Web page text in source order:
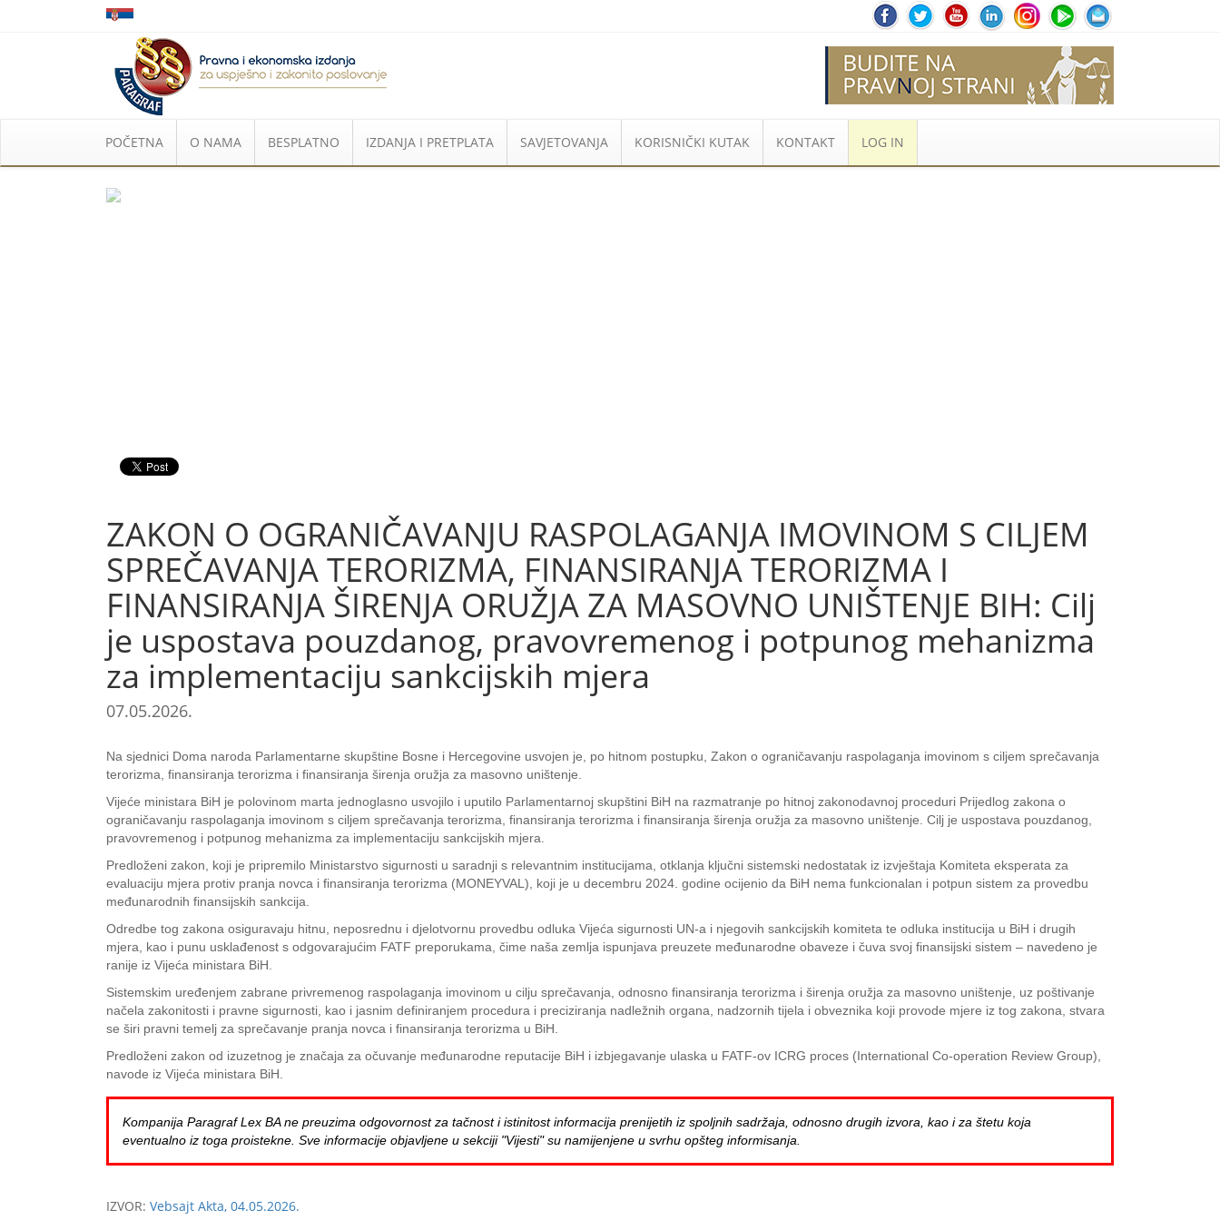
POČETNA O NAMA BESPLATNO IZDANJA I PRETPLATA SAVJETOVANJA KORISNIČKI KUTAK KONTAKT LOG IN
ZAKON O OGRANIČAVANJU RASPOLAGANJA IMOVINOM S CILJEM
SPREČAVANJA TERORIZMA, FINANSIRANJA TERORIZMA I
FINANSIRANJA ŠIRENJA ORUŽJA ZA MASOVNO UNIŠTENJE BIH: Cilj
je uspostava pouzdanog, pravovremenog i potpunog mehanizma
za implementaciju sankcijskih mjera
07.05.2026.
Na sjednici Doma naroda Parlamentarne skupštine Bosne i Hercegovine usvojen je, po hitnom postupku, Zakon o ograničavanju raspolaganja imovinom s ciljem sprečavanja
terorizma, finansiranja terorizma i finansiranja širenja oružja za masovno uništenje.
Vijeće ministara BiH je polovinom marta jednoglasno usvojilo i uputilo Parlamentarnoj skupštini BiH na razmatranje po hitnoj zakonodavnoj proceduri Prijedlog zakona o
ograničavanju raspolaganja imovinom s ciljem sprečavanja terorizma, finansiranja terorizma i finansiranja širenja oružja za masovno uništenje. Cilj je uspostava pouzdanog,
pravovremenog i potpunog mehanizma za implementaciju sankcijskih mjera.
Predloženi zakon, koji je pripremilo Ministarstvo sigurnosti u saradnji s relevantnim institucijama, otklanja ključni sistemski nedostatak iz izvještaja Komiteta eksperata za
evaluaciju mjera protiv pranja novca i finansiranja terorizma (MONEYVAL), koji je u decembru 2024. godine ocijenio da BiH nema funkcionalan i potpun sistem za provedbu
međunarodnih finansijskih sankcija.
Odredbe tog zakona osiguravaju hitnu, neposrednu i djelotvornu provedbu odluka Vijeća sigurnosti UN-a i njegovih sankcijskih komiteta te odluka institucija u BiH i drugih
mjera, kao i punu usklađenost s odgovarajućim FATF preporukama, čime naša zemlja ispunjava preuzete međunarodne obaveze i čuva svoj finansijski sistem – navedeno je
ranije iz Vijeća ministara BiH.
Sistemskim uređenjem zabrane privremenog raspolaganja imovinom u cilju sprečavanja, odnosno finansiranja terorizma i širenja oružja za masovno uništenje, uz poštivanje
načela zakonitosti i pravne sigurnosti, kao i jasnim definiranjem procedura i preciziranja nadležnih organa, nadzornih tijela i obveznika koji provode mjere iz tog zakona, stvara
se širi pravni temelj za sprečavanje pranja novca i finansiranja terorizma u BiH.
Predloženi zakon od izuzetnog je značaja za očuvanje međunarodne reputacije BiH i izbjegavanje ulaska u FATF-ov ICRG proces (International Co-operation Review Group),
navode iz Vijeća ministara BiH.
Kompanija Paragraf Lex BA ne preuzima odgovornost za tačnost i istinitost informacija prenijetih iz spoljnih sadržaja, odnosno drugih izvora, kao i za štetu koja
eventualno iz toga proistekne. Sve informacije objavljene u sekciji "Vijesti" su namijenjene u svrhu opšteg informisanja.
IZVOR: Vebsajt Akta, 04.05.2026.